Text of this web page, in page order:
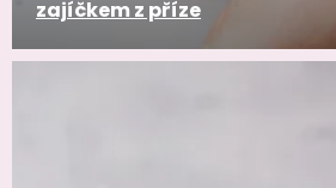
zajíčkem z příze